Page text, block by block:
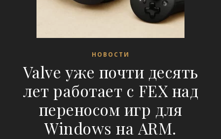
НОВОСТИ
Valve уже почти десять
лет работает с FEX над
переносом игр для
Windows на ARM.